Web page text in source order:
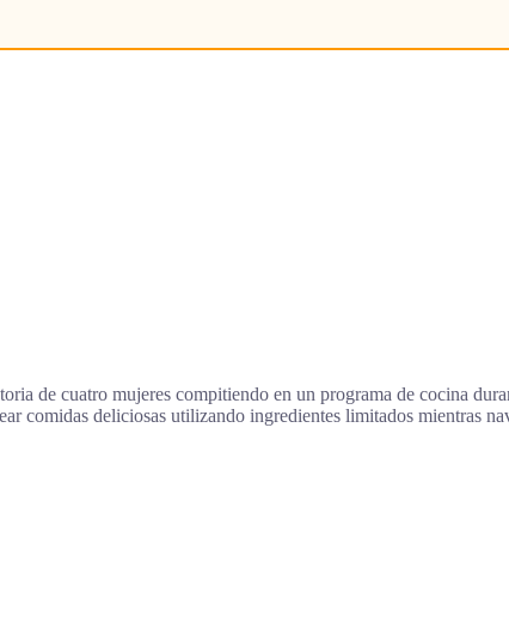
de cuatro mujeres compitiendo en un programa de cocina
comidas deliciosas utilizando ingredientes limitados mientras